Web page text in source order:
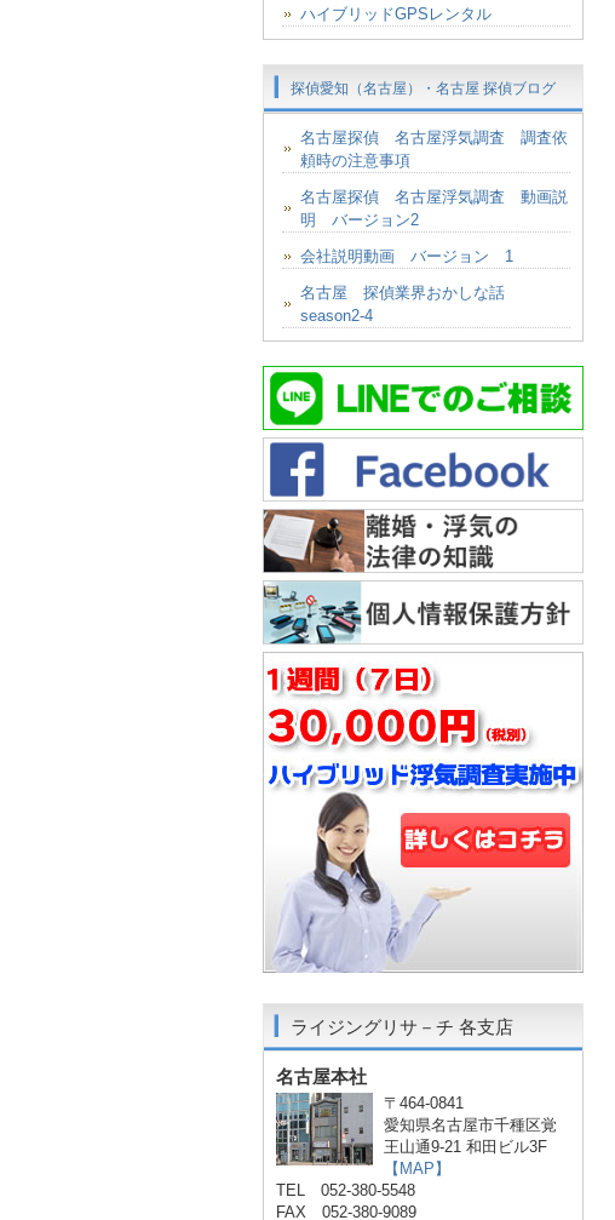
ハイブリッドGPSレンタル
探偵愛知（名古屋）・名古屋 探偵ブログ
名古屋探偵 名古屋浮気調査 調査依
頼時の注意事項
名古屋探偵 名古屋浮気調査 動画説
明 バージョン2
会社説明動画 バージョン 1
名古屋 探偵業界おかしな話
season2-4
ライジングリサ－チ 各支店
名古屋本社
〒464-0841
愛知県名古屋市千種区覚
王山通9-21 和田ビル3F
【MAP】
TEL 052-380-5548
FAX 052-380-9089